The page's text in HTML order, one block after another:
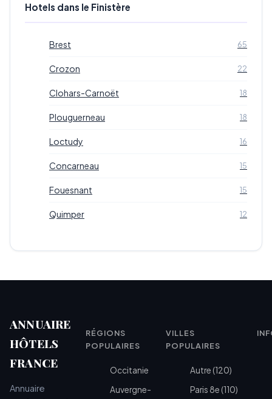
Hotels dans le Finistère
Brest 65
Crozon 22
Clohars-Carnoët 18
Plouguerneau 18
Loctudy 16
Concarneau 15
Fouesnant 15
Quimper 12
ANNUAIRE
HÔTELS
FRANCE
Annuaire
RÉGIONS
POPULAIRES
Occitanie
Auvergne-
VILLES
POPULAIRES
Autre (120)
Paris 8e (110)